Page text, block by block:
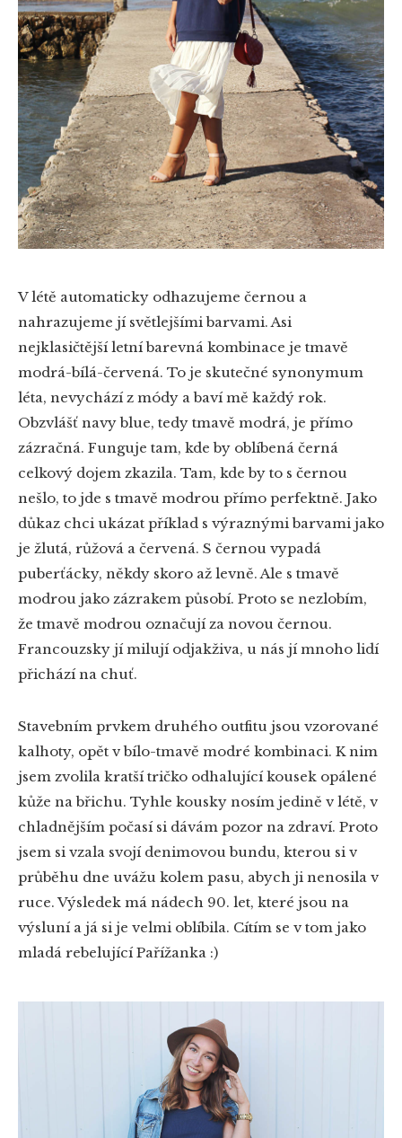
V létě automaticky odhazujeme černou a
nahrazujeme jí světlejšími barvami. Asi
nejklasičtější letní barevná kombinace je tmavě
modrá-bílá-červená. To je skutečné synonymum
léta, nevychází z módy a baví mě každý rok.
Obzvlášť navy blue, tedy tmavě modrá, je přímo
zázračná. Funguje tam, kde by oblíbená černá
celkový dojem zkazila. Tam, kde by to s černou
nešlo, to jde s tmavě modrou přímo perfektně. Jako
důkaz chci ukázat příklad s výraznými barvami jako
je žlutá, růžová a červená. S černou vypadá
puberťácky, někdy skoro až levně. Ale s tmavě
modrou jako zázrakem působí. Proto se nezlobím,
že tmavě modrou označují za novou černou.
Francouzsky jí milují odjakživa, u nás jí mnoho lidí
přichází na chuť.
Stavebním prvkem druhého outfitu jsou vzorované
kalhoty, opět v bílo-tmavě modré kombinaci. K nim
jsem zvolila kratší tričko odhalující kousek opálené
kůže na břichu. Tyhle kousky nosím jedině v létě, v
chladnějším počasí si dávám pozor na zdraví. Proto
jsem si vzala svojí denimovou bundu, kterou si v
průběhu dne uvážu kolem pasu, abych ji nenosila v
ruce. Výsledek má nádech 90. let, které jsou na
výsluní a já si je velmi oblíbila. Cítím se v tom jako
mladá rebelující Pařížanka :)